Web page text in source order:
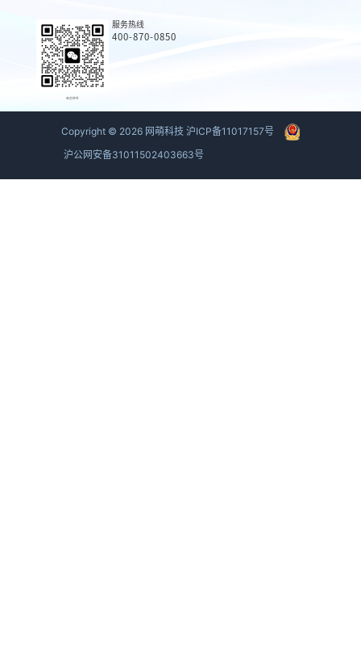
商务联系
服务热线
400-870-0850
Copyright © 2026 网萌科技 沪ICP备11017157号
沪公网安备31011502403663号